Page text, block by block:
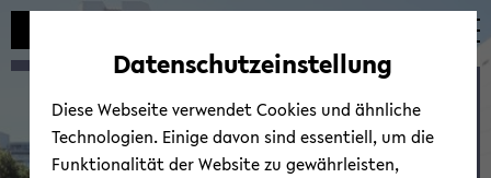
Automatische
vermeiden
zum
wechseln
zum
wechseln
zum
wechseln
sta­tis­ti­sche Ver­suchs­pla­
nung
Datenschutzeinstellung
Diese Webseite verwendet Cookies und ähnliche
Technologien. Einige davon sind essentiell, um die
Funktionalität der Website zu gewährleisten,